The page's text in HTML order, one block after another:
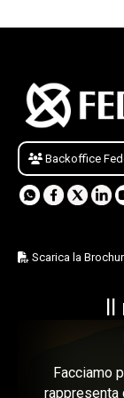
Backoffice
Scarica la
Facciamo
rappresenta